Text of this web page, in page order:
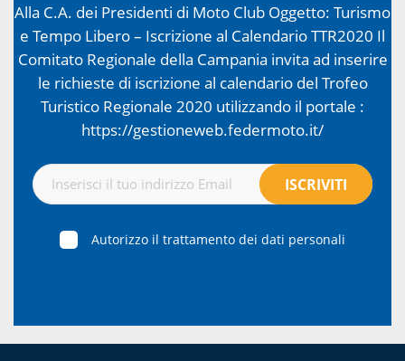
Alla C.A. dei Presidenti di Moto Club Oggetto: Turismo
e Tempo Libero – Iscrizione al Calendario TTR2020 Il
Comitato Regionale della Campania invita ad inserire
le richieste di iscrizione al calendario del Trofeo
Turistico Regionale 2020 utilizzando il portale :
https://gestioneweb.federmoto.it/
Autorizzo il trattamento dei dati personali